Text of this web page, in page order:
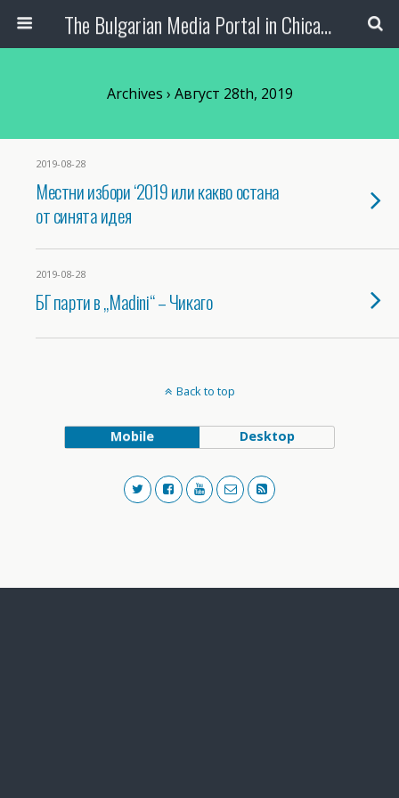
The Bulgarian Media Portal in Chicago
Archives › Август 28th, 2019
2019-08-28
Местни избори ‘2019 или какво остана
от синята идея
2019-08-28
БГ парти в „Madini“ – Чикаго
Back to top
Mobile Desktop